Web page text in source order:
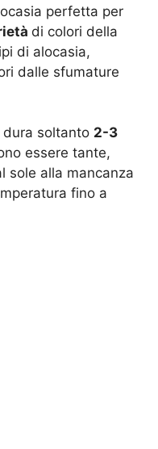
perfetta per
di colori della
di alocasia,
dalle sfumature
dura soltanto 2-3
essere tante,
sole alla mancanza
fino a